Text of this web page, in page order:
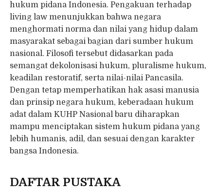
hukum pidana Indonesia. Pengakuan terhadap
living law menunjukkan bahwa negara
menghormati norma dan nilai yang hidup dalam
masyarakat sebagai bagian dari sumber hukum
nasional. Filosofi tersebut didasarkan pada
semangat dekolonisasi hukum, pluralisme hukum,
keadilan restoratif, serta nilai-nilai Pancasila.
Dengan tetap memperhatikan hak asasi manusia
dan prinsip negara hukum, keberadaan hukum
adat dalam KUHP Nasional baru diharapkan
mampu menciptakan sistem hukum pidana yang
lebih humanis, adil, dan sesuai dengan karakter
bangsa Indonesia.
DAFTAR PUSTAKA